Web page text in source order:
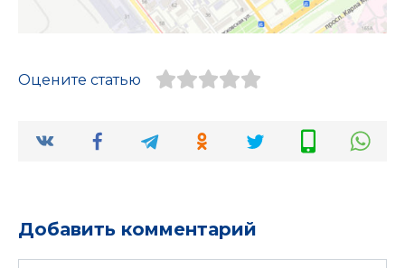
Оцените статью
Добавить комментарий